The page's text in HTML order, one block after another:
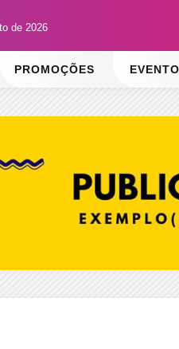
de 2026
PROMOÇÕES